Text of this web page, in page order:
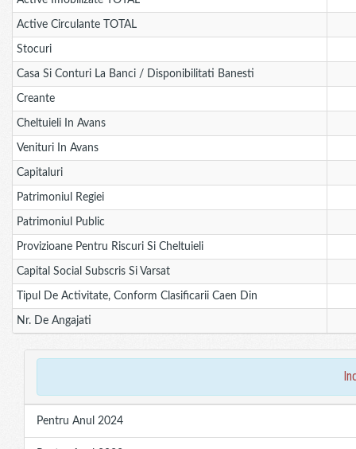
Active Circulante TOTAL
Stocuri
Casa Si Conturi La Banci / Disponibilitati Banesti
Creante
Cheltuieli In Avans
Venituri In Avans
Capitaluri
Patrimoniul Regiei
Patrimoniul Public
Provizioane Pentru Riscuri Si Cheltuieli
Capital Social Subscris Si Varsat
Tipul De Activitate, Conform Clasificarii Caen Din
Nr. De Angajati
Pentru Anul 2024